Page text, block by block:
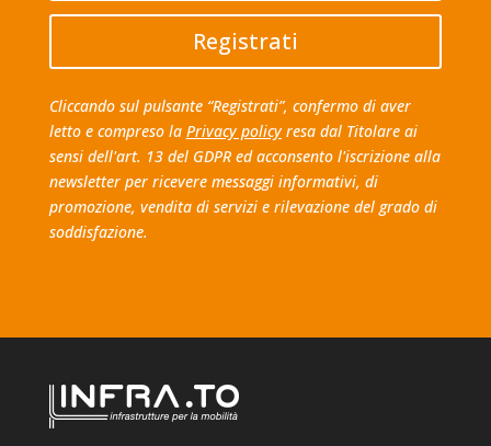
Registrati
Cliccando sul pulsante “Registrati”, confermo di aver
letto e compreso la Privacy policyresa dal Titolare ai
sensi dell'art. 13 del GDPR ed acconsento l'iscrizione alla
newsletter per ricevere messaggi informativi, di
promozione, vendita di servizi e rilevazione del grado di
soddisfazione.